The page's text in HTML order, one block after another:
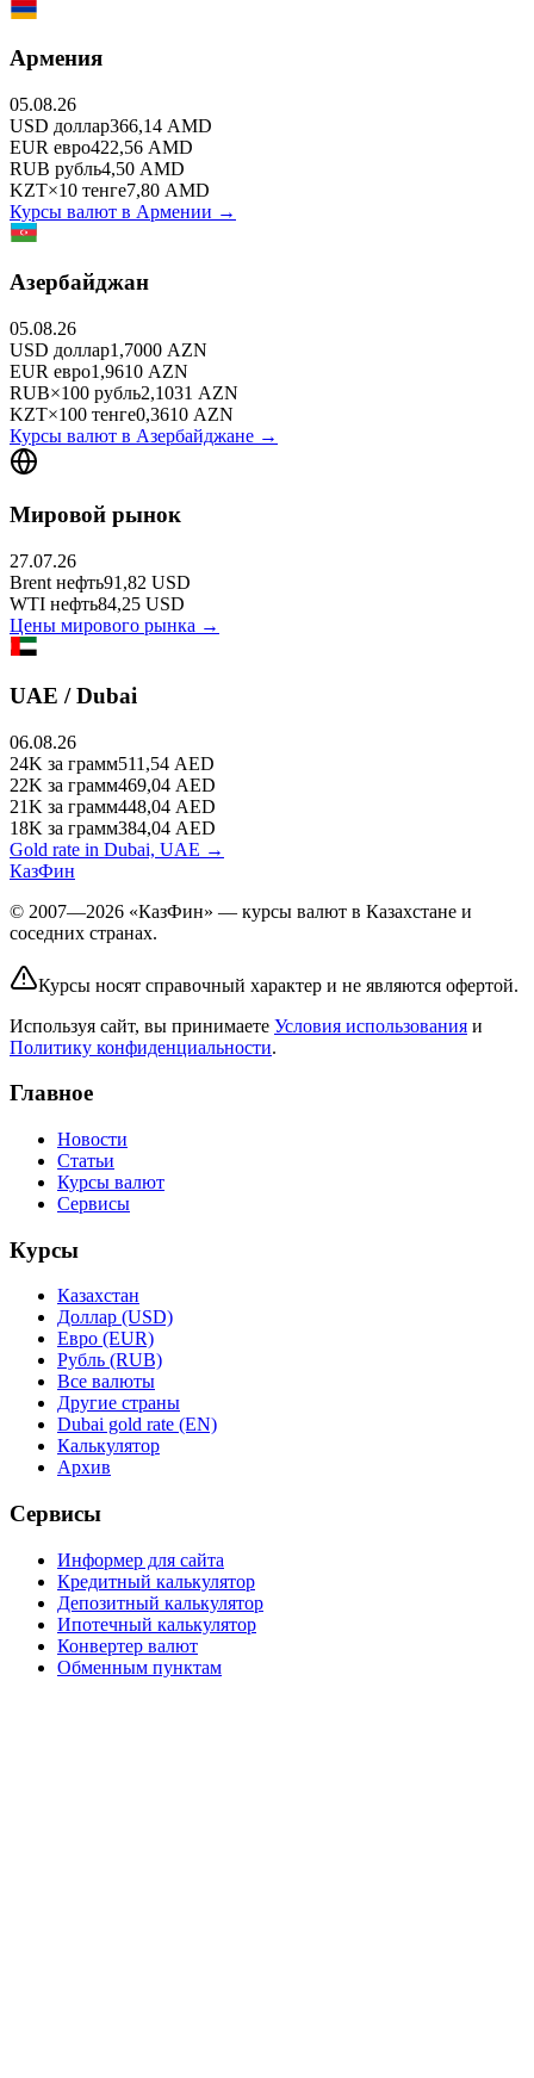
Армения
05.08.26
USD доллар366,14 AMD
EUR евро422,56 AMD
RUB рубль4,50 AMD
KZT×10 тенге7,80 AMD
Курсы валют в Армении →
Азербайджан
05.08.26
USD доллар1,7000 AZN
EUR евро1,9610 AZN
RUB×100 рубль2,1031 AZN
KZT×100 тенге0,3610 AZN
Курсы валют в Азербайджане →
Мировой рынок
27.07.26
Brent нефть91,82 USD
WTI нефть84,25 USD
Цены мирового рынка →
UAE / Dubai
06.08.26
24K за грамм511,54 AED
22K за грамм469,04 AED
21K за грамм448,04 AED
18K за грамм384,04 AED
Gold rate in Dubai, UAE →
КазФин
© 2007—2026 «КазФин» — курсы валют в Казахстане и
соседних странах.
Курсы носят справочный характер и не являются офертой.
Используя сайт, вы принимаете Условия использования и
Политику конфиденциальности.
Главное
Новости
Статьи
Курсы валют
Сервисы
Курсы
Казахстан
Доллар (USD)
Евро (EUR)
Рубль (RUB)
Все валюты
Другие страны
Dubai gold rate (EN)
Калькулятор
Архив
Сервисы
Информер для сайта
Кредитный калькулятор
Депозитный калькулятор
Ипотечный калькулятор
Конвертер валют
Обменным пунктам